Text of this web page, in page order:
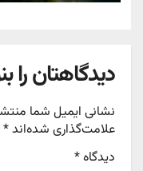
دیدگاهتان را
نشانی ایمیل شما
علامت‌گذاری شده‌اند*
دیدگاه*